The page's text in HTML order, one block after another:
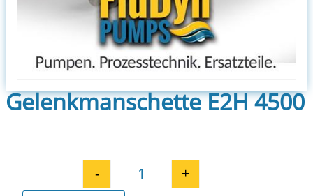
Gelenkmanschette E2H 4500
Gelenkmanschette E2H 4500
- +